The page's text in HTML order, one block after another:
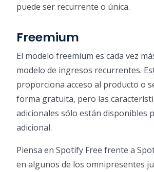
puede ser recurrente o única.
Freemium
El modelo freemium es cada vez
modelo de ingresos recurrentes.
proporciona acceso al producto o
forma gratuita, pero las
adicionales sólo están disponibles
adicional.
Piensa en Spotify Free frente a
en algunos de los omnipresentes